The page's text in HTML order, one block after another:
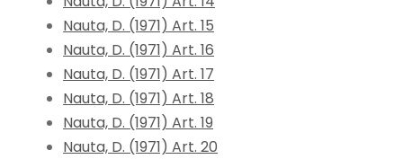
Nauta, D. (1971) Art. 15
Nauta, D. (1971) Art. 16
Nauta, D. (1971) Art. 17
Nauta, D. (1971) Art. 18
Nauta, D. (1971) Art. 19
Nauta, D. (1971) Art. 20